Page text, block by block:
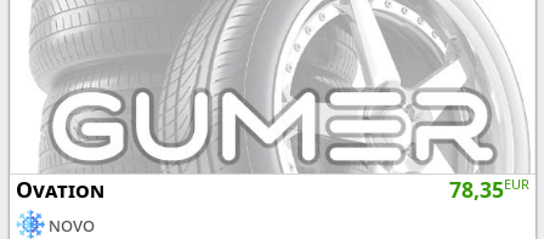
78,35EUR
Ovation
novo